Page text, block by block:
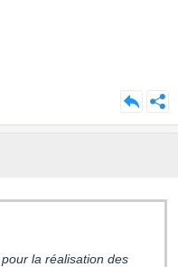
la réalisation des